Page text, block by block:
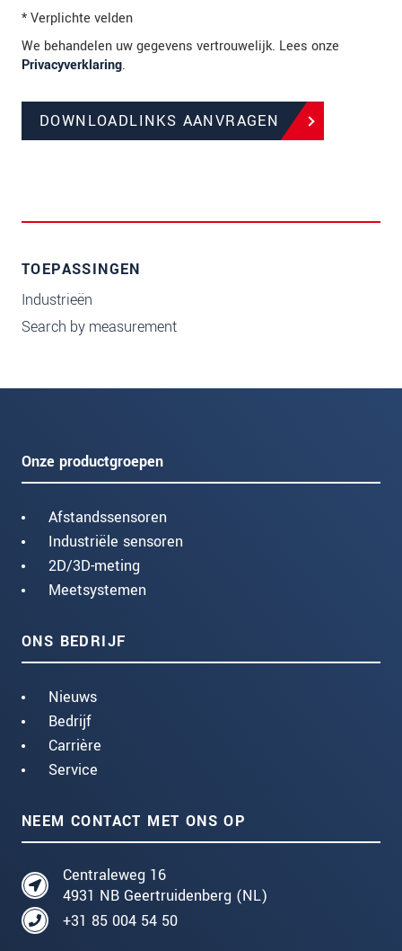
* Verplichte velden
We behandelen uw gegevens vertrouwelijk. Lees onze
Privacyverklaring.
DOWNLOADLINKS AANVRAGEN
TOEPASSINGEN
Industrieën
Search by measurement
Onze productgroepen
Afstandssensoren
Industriële sensoren
2D/3D-meting
Meetsystemen
ONS BEDRIJF
Nieuws
Bedrijf
Carrière
Service
NEEM CONTACT MET ONS OP
Centraleweg 16
4931 NB Geertruidenberg (NL)
+31 85 004 54 50